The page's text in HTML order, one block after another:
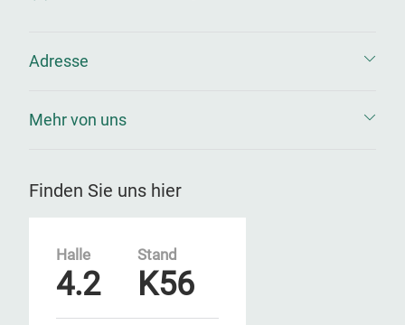
Adresse
Mehr von uns
Finden Sie uns hier
Halle
4.2
Stand
K56